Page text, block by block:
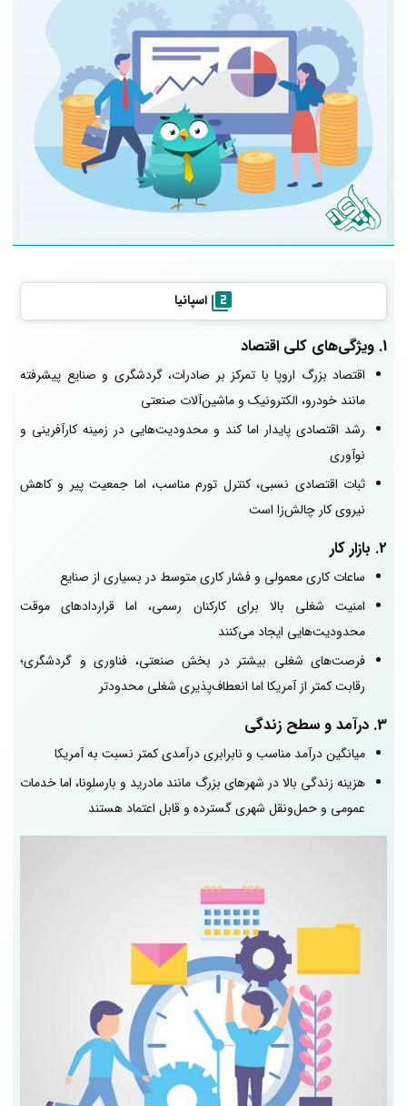
اسپانیا
1. ویژگی‌های کلی اقتصاد
اقتصاد بزرگ اروپا با تمرکز بر صادرات، گردشگری و صنایع پیشرفته
مانند خودرو، الکترونیک و ماشین‌آلات صنعتی
رشد اقتصادی پایدار اما کند و محدودیت‌هایی در زمینه کارآفرینی و
نوآوری
ثبات اقتصادی نسبی، کنترل تورم مناسب، اما جمعیت پیر و کاهش
نیروی کار چالش‌زا است
2. بازار کار
ساعات کاری معمولی و فشار کاری متوسط در بسیاری از صنایع
امنیت شغلی بالا برای کارکنان رسمی، اما قراردادهای موقت
محدودیت‌هایی ایجاد می‌کنند
فرصت‌های شغلی بیشتر در بخش صنعتی، فناوری و گردشگری؛
رقابت کمتر از آمریکا اما انعطاف‌پذیری شغلی محدودتر
3. درآمد و سطح زندگی
میانگین درآمد مناسب و نابرابری درآمدی کمتر نسبت به آمریکا
هزینه زندگی بالا در شهرهای بزرگ مانند مادرید و بارسلونا، اما خدمات
عمومی و حمل‌ونقل شهری گسترده و قابل اعتماد هستند